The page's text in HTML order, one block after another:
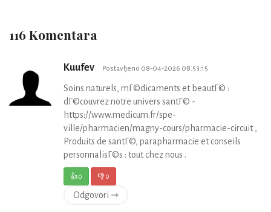
116 Komentara
Kuufev Postavljeno 08-04-2026 08:53:15
Soins naturels, mГ©dicaments et beautГ© :
dГ©couvrez notre univers santГ© -
https://www.medicum.fr/spe-
ville/pharmacien/magny-cours/pharmacie-circuit ,
Produits de santГ©, parapharmacie et conseils
personnalisГ©s : tout chez nous .
👍0 👎0
Odgovori ⇾